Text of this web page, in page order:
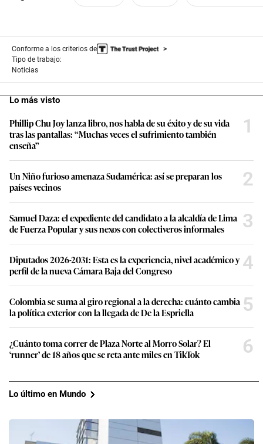
s
4
e
n
d
s
Conforme a los criterios de
Tipo de trabajo:
Noticias
Lo más visto
Phillip Chu Joy lanza libro, nos habla de su éxito y de su vida
tras las pantallas: “Muchas veces el sufrimiento también
enseña”
1
Un Niño furioso amenaza Sudamérica: así se preparan los
países vecinos
2
Samuel Daza: el expediente del candidato a la alcaldía de Lima
de Fuerza Popular y sus nexos con colectiveros informales
3
Diputados 2026-2031: Esta es la experiencia, nivel académico y
perfil de la nueva Cámara Baja del Congreso
4
Colombia se suma al giro regional a la derecha: cuánto cambia
la política exterior con la llegada de De la Espriella
5
¿Cuánto toma correr de Plaza Norte al Morro Solar? El
‘runner’ de 18 años que se reta ante miles en TikTok
6
Lo último en Mundo